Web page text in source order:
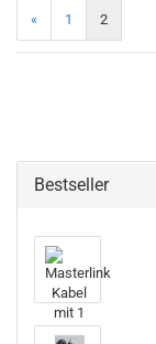
« 1 2
Bestseller